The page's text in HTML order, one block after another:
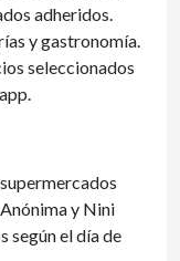
adheridos.
y gastronomía.
seleccionados
y Nini
según el día de